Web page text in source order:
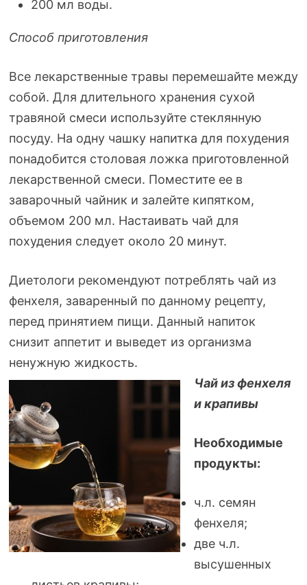
200 мл воды.
Способ приготовления
Все лекарственные травы перемешайте между
собой. Для длительного хранения сухой
травяной смеси используйте стеклянную
посуду. На одну чашку напитка для похудения
понадобится столовая ложка приготовленной
лекарственной смеси. Поместите ее в
заварочный чайник и залейте кипятком,
объемом 200 мл. Настаивать чай для
похудения следует около 20 минут.
Диетологи рекомендуют потреблять чай из
фенхеля, заваренный по данному рецепту,
перед принятием пищи. Данный напиток
снизит аппетит и выведет из организма
ненужную жидкость.
Чай из фенхеля
и крапивы
Необходимые
продукты:
ч.л. семян
фенхеля;
две ч.л.
высушенных